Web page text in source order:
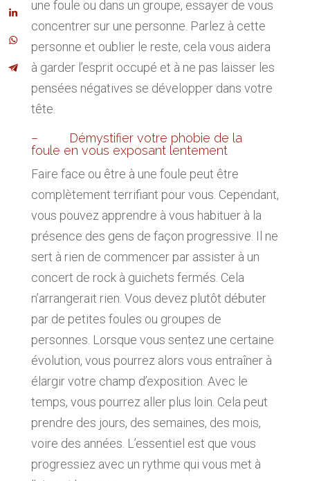
une foule ou dans un groupe, essayer de vous
concentrer sur une personne. Parlez à cette
personne et oublier le reste, cela vous aidera
à garder l’esprit occupé et à ne pas laisser les
pensées négatives se développer dans votre
tête.
– Démystifier votre phobie de la
foule en vous exposant lentement
Faire face ou être à une foule peut être
complètement terrifiant pour vous. Cependant,
vous pouvez apprendre à vous habituer à la
présence des gens de façon progressive. Il ne
sert à rien de commencer par assister à un
concert de rock à guichets fermés. Cela
n’arrangerait rien. Vous devez plutôt débuter
par de petites foules ou groupes de
personnes. Lorsque vous sentez une certaine
évolution, vous pourrez alors vous entraîner à
élargir votre champ d’exposition. Avec le
temps, vous pourrez aller plus loin. Cela peut
prendre des jours, des semaines, des mois,
voire des années. L’essentiel est que vous
progressiez avec un rythme qui vous met à